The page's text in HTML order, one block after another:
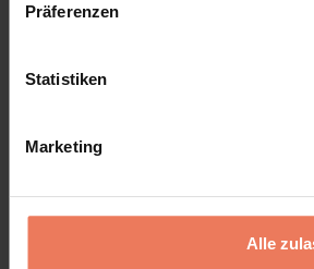
Präferenzen
Statistiken
Marketing
Alle
Holi Farben Beutelmaße: 15 x 13 cm
Sendungsgewicht: pro Paket 12 kg